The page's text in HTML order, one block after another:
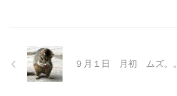
てしまいましたが26246円で取引
を終えました。 ダウ先物は、日
本市場が閉じたあとも続伸してお
９月１日 月初 ムズ。。